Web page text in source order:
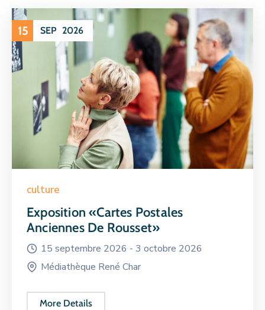
15 SEP 2026
culture
Exposition «Cartes Postales
Anciennes De Rousset»
15 septembre 2026 - 3 octobre 2026
Médiathèque René Char
More Details